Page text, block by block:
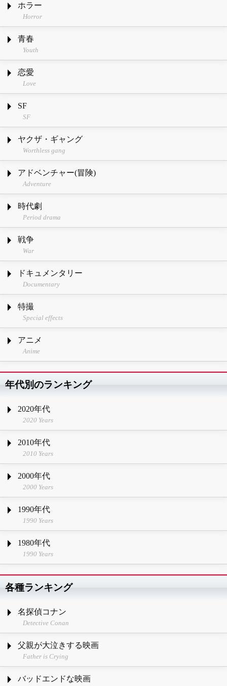
ホラー
Horror
青春
Youth
恋愛
Love
SF
SF
ヤクザ・ギャング
Worthless gang
アドベンチャー(冒険)
Adventure
時代劇
Period drama
戦争
War
ドキュメンタリー
Documentary
特撮
Special effects
アニメ
Anime
年代別のランキング
2020年代
2020 Years
2010年代
2010 Years
2000年代
2000 Years
1990年代
1990 Years
1980年代
1990 Years
各種ランキング
名探偵コナン
Detective Conan
父親が大泣きする映画
Father is Crying
バッドエンドな映画